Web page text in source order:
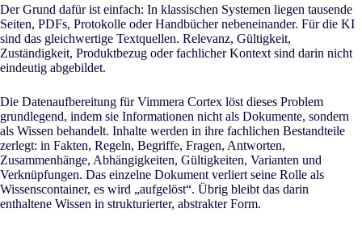
Der Grund dafür ist einfach: In klassischen Systemen liegen tausende
Seiten, PDFs, Protokolle oder Handbücher nebeneinander. Für die KI
sind das gleichwertige Textquellen. Relevanz, Gültigkeit,
Zuständigkeit, Produktbezug oder fachlicher Kontext sind darin nicht
eindeutig abgebildet.
Die Datenaufbereitung für Vimmera Cortex löst dieses Problem
grundlegend, indem sie Informationen nicht als Dokumente, sondern
als Wissen behandelt. Inhalte werden in ihre fachlichen Bestandteile
zerlegt: in Fakten, Regeln, Begriffe, Fragen, Antworten,
Zusammenhänge, Abhängigkeiten, Gültigkeiten, Varianten und
Verknüpfungen. Das einzelne Dokument verliert seine Rolle als
Wissenscontainer, es wird „aufgelöst“. Übrig bleibt das darin
enthaltene Wissen in strukturierter, abstrakter Form.